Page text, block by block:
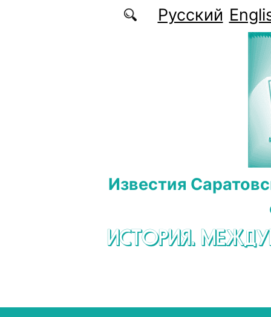
Перейти к основному содержаниюРусский
Известия
ИСТОРИЯ.